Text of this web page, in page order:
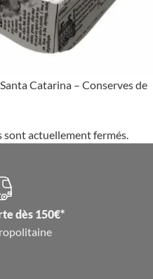
Catarina – Conserves de
sont actuellement fermés.
dès 150€*